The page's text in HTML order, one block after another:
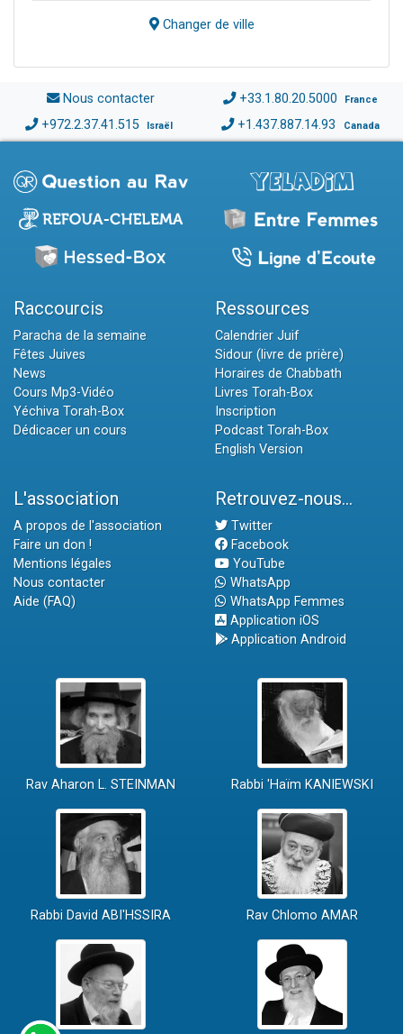
Changer de ville
Nous contacter +33.1.80.20.5000 France
+972.2.37.41.515 Israël +1.437.887.14.93 Canada
Raccourcis
Paracha de la semaine
Fêtes Juives
News
Cours Mp3-Vidéo
Yéchiva Torah-Box
Dédicacer un cours
Ressources
Calendrier Juif
Sidour (livre de prière)
Horaires de Chabbath
Livres Torah-Box
Inscription
Podcast Torah-Box
English Version
L'association
A propos de l'association
Faire un don !
Mentions légales
Nous contacter
Aide (FAQ)
Retrouvez-nous...
Twitter
Facebook
YouTube
WhatsApp
WhatsApp Femmes
Application iOS
Application Android
Rav Aharon L. STEINMAN Rabbi 'Haïm KANIEWSKI
Rabbi David ABI'HSSIRA Rav Chlomo AMAR